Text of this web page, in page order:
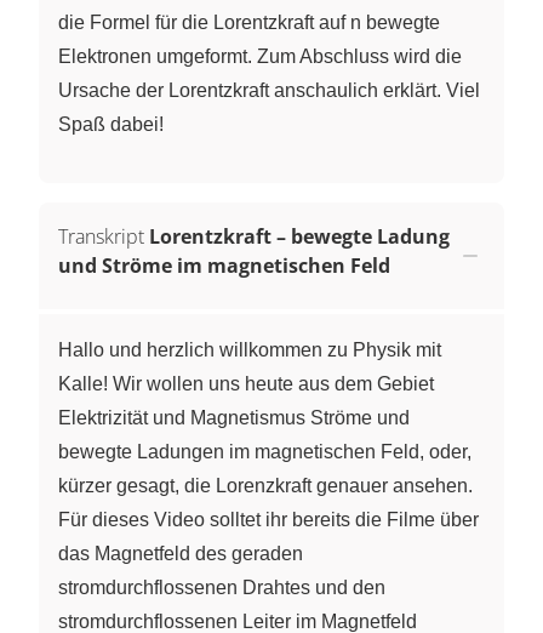
die Formel für die Lorentzkraft auf n bewegte
Elektronen umgeformt. Zum Abschluss wird die
Ursache der Lorentzkraft anschaulich erklärt. Viel
Spaß dabei!
Transkript Lorentzkraft – bewegte Ladung
und Ströme im magnetischen Feld
Hallo und herzlich willkommen zu Physik mit
Kalle! Wir wollen uns heute aus dem Gebiet
Elektrizität und Magnetismus Ströme und
bewegte Ladungen im magnetischen Feld, oder,
kürzer gesagt, die Lorenzkraft genauer ansehen.
Für dieses Video solltet ihr bereits die Filme über
das Magnetfeld des geraden
stromdurchflossenen Drahtes und den
stromdurchflossenen Leiter im Magnetfeld